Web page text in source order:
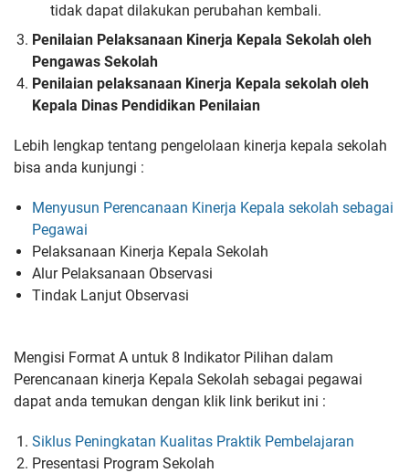
tidak dapat dilakukan perubahan kembali.
Penilaian Pelaksanaan Kinerja Kepala Sekolah oleh
Pengawas Sekolah
Penilaian pelaksanaan Kinerja Kepala sekolah oleh
Kepala Dinas Pendidikan Penilaian
Lebih lengkap tentang pengelolaan kinerja kepala sekolah
bisa anda kunjungi :
Menyusun Perencanaan Kinerja Kepala sekolah sebagai
Pegawai
Pelaksanaan Kinerja Kepala Sekolah
Alur Pelaksanaan Observasi
Tindak Lanjut Observasi
Mengisi Format A untuk 8 Indikator Pilihan dalam
Perencanaan kinerja Kepala Sekolah sebagai pegawai
dapat anda temukan dengan klik link berikut ini :
Siklus Peningkatan Kualitas Praktik Pembelajaran
Presentasi Program Sekolah